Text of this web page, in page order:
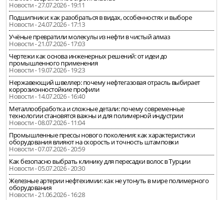
Новости - 27.07.2026 - 19:11
Подшипники: как разобраться в видах, особенностях и выборе
Новости - 24.07.2026 - 17:13
Учёные превратили молекулы из нефти в чистый алмаз
Новости - 21.07.2026 - 17:03
Чертежи как основа инженерных решений: от идеи до
промышленного применения
Новости - 19.07.2026 - 19:23
Нержавеющий швеллер: почему нефтегазовая отрасль выбирает
коррозионностойкие профили
Новости - 14.07.2026 - 16:40
Металлообработка и сложные детали: почему современные
технологии становятся важны и для полимерной индустрии
Новости - 08.07.2026 - 11:04
Промышленные прессы нового поколения: как характеристики
оборудования влияют на скорость и точность штамповки
Новости - 07.07.2026 - 20:59
Как безопасно выбрать клинику для пересадки волос в Турции
Новости - 05.07.2026 - 20:30
Железные артерии нефтехимии: как не утонуть в мире полимерного
оборудования
Новости - 21.06.2026 - 16:28